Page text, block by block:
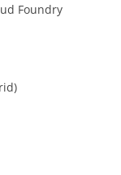
Foundry